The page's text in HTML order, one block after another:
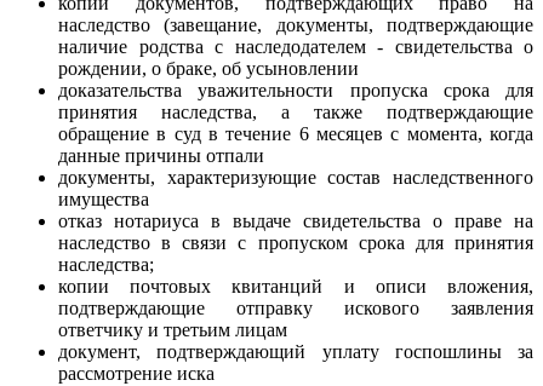
наследство (завещание, документы, подтверждающие
наличие родства с наследодателем - свидетельства о
рождении, о браке, об усыновлении
доказательства уважительности пропуска срока для
принятия наследства, а также подтверждающие
обращение в суд в течение 6 месяцев с момента, когда
данные причины отпали
документы, характеризующие состав наследственного
имущества
отказ нотариуса в выдаче свидетельства о праве на
наследство в связи с пропуском срока для принятия
наследства;
копии почтовых квитанций и описи вложения,
подтверждающие отправку искового заявления
ответчику и третьим лицам
документ, подтверждающий уплату госпошлины за
рассмотрение иска